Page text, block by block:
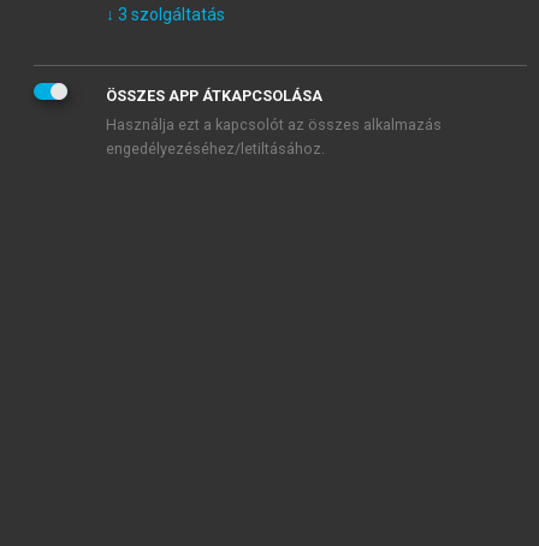
KIPRÓBÁLOM
↓ 3 szolgáltatás
ÖSSZES APP ÁTKAPCSOLÁSA
Használja ezt a kapcsolót az összes alkalmazás
engedélyezéséhez/letiltásához.